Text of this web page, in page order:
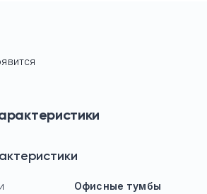
Офисные тумбы